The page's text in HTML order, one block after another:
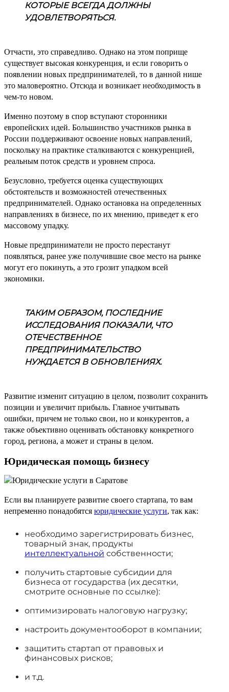
КОТОРЫЕ ВСЕГДА ДОЛЖНЫ
УДОВЛЕТВОРЯТЬСЯ.
Отчасти, это справедливо. Однако на этом поприще
существует высокая конкуренция, и если говорить о
появлении новых предпринимателей, то в данной нише
это маловероятно. Отсюда и возникает необходимость в
чем-то новом.
Именно поэтому в спор вступают сторонники
европейских идей. Большинство участников рынка в
России поддерживают освоение новых направлений,
поскольку на практике сталкиваются с конкуренцией,
реальным поток средств и уровнем спроса.
Безусловно, требуется оценка существующих
обстоятельств и возможностей отечественных
предпринимателей. Однако остановка на определенных
направлениях в бизнесе, по их мнению, приведет к его
массовому упадку.
Новые предприниматели не просто перестанут
появляться, ранее уже получившие свое место на рынке
могут его покинуть, а это грозит упадком всей
экономики.
ТАКИМ ОБРАЗОМ, ПОСЛЕДНИЕ
ИССЛЕДОВАНИЯ ПОКАЗАЛИ, ЧТО
ОТЕЧЕСТВЕННОЕ
ПРЕДПРИНИМАТЕЛЬСТВО
НУЖДАЕТСЯ В ОБНОВЛЕНИЯХ.
Развитие изменит ситуацию в целом, позволит сохранить
позиции и увеличит прибыль. Главное учитывать
ошибки, причем не только свои, но и конкурентов, а
также объективно оценивать обстановку конкретного
город, региона, а может и страны в целом.
Юридическая помощь бизнесу
Если вы планируете развитие своего стартапа, то вам
непременно понадобятся юридические услуги, так как:
необходимо зарегистрировать бизнес,
товарный знак, продукты
интеллектуальной собственности;
получить стартовые субсидии для
бизнеса от государства (их десятки,
смотрите основные по ссылке):
оптимизировать налоговую нагрузку;
настроить документооборот в компании;
защитить стартап от правовых и
финансовых рисков;
и т.д.